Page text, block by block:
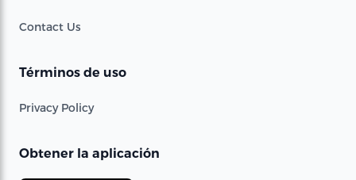
Contact Us
Términos de uso
Privacy Policy
Obtener la aplicación